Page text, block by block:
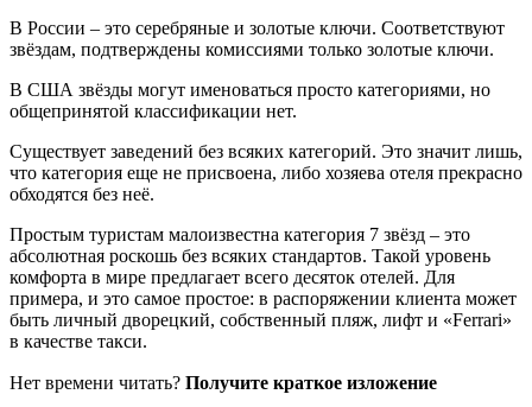
В России – это серебряные и золотые ключи. Соответствуют
звёздам, подтверждены комиссиями только золотые ключи.
В США звёзды могут именоваться просто категориями, но
общепринятой классификации нет.
Существует заведений без всяких категорий. Это значит лишь,
что категория еще не присвоена, либо хозяева отеля прекрасно
обходятся без неё.
Простым туристам малоизвестна категория 7 звёзд – это
абсолютная роскошь без всяких стандартов. Такой уровень
комфорта в мире предлагает всего десяток отелей. Для
примера, и это самое простое: в распоряжении клиента может
быть личный дворецкий, собственный пляж, лифт и «Ferrari»
в качестве такси.
Нет времени читать? Получите краткое изложение